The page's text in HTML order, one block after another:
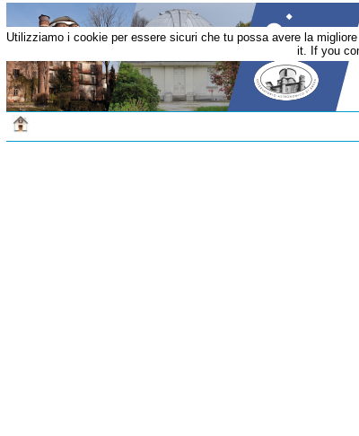
Utilizziamo i cookie per essere sicuri che tu possa avere la
it. If you